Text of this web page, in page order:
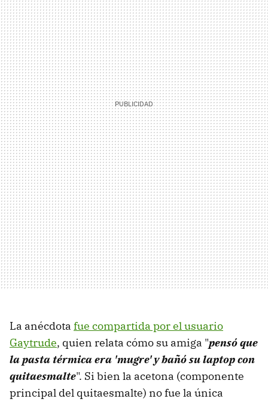
La anécdota fue compartida por el usuario
Gaytrude, quien relata cómo su amiga "pensó que
la pasta térmica era 'mugre' y bañó su laptop con
quitaesmalte". Si bien la acetona (componente
principal del quitaesmalte) no fue la única